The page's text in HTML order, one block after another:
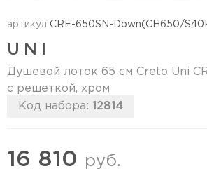
артикул CRE-650SN-Down(CH650/
UNI
Душевой лоток 65 см Creto Uni
с решеткой, хром
Код набора: 12814
16 810 руб.